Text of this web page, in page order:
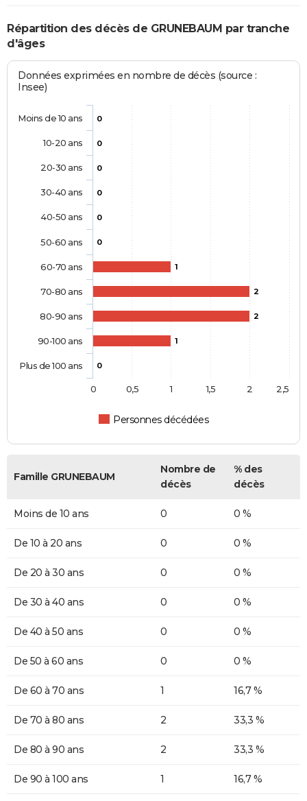
Répartition des décès de GRUNEBAUM par tranche
d'âges
Données exprimées en nombre de décès (source :
Insee)
0
0
0
0
0
0
1
2
2
1
0
Personnes décédées
Moins de 10 ans
10-20 ans
20-30 ans
30-40 ans
40-50 ans
50-60 ans
60-70 ans
70-80 ans
80-90 ans
90-100 ans
Plus de 100 ans
0 0,5 1 1,5 2 2,5
Famille GRUNEBAUM
Nombre de
décès
% des
décès
Moins de 10 ans 0 0 %
De 10 à 20 ans 0 0 %
De 20 à 30 ans 0 0 %
De 30 à 40 ans 0 0 %
De 40 à 50 ans 0 0 %
De 50 à 60 ans 0 0 %
De 60 à 70 ans 1 16,7 %
De 70 à 80 ans 2 33,3 %
De 80 à 90 ans 2 33,3 %
De 90 à 100 ans 1 16,7 %